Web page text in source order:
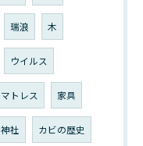
瑞浪 木
ウイルス
マトレス 家具
神社 カビの歴史